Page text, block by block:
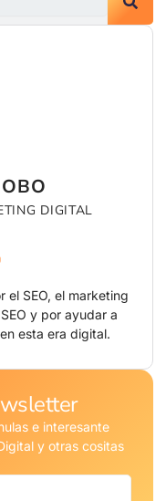
DIGITAL
el SEO, el marketing
y por ayudar a
esta era digital.
e interesante
y otras cositas